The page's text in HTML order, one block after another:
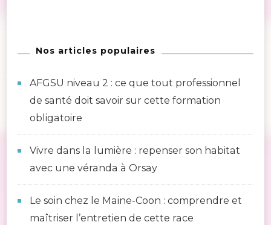
Nos articles populaires
AFGSU niveau 2 : ce que tout professionnel
de santé doit savoir sur cette formation
obligatoire
Vivre dans la lumière : repenser son habitat
avec une véranda à Orsay
Le soin chez le Maine-Coon : comprendre et
maîtriser l’entretien de cette race